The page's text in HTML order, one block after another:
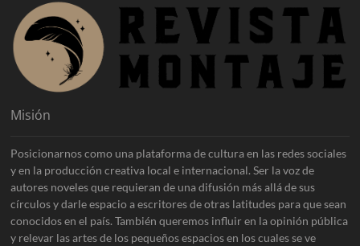
Misión
Posicionarnos como una plataforma de cultura en las redes sociales
y en la producción creativa local e internacional. Ser la voz de
autores noveles que requieran de una difusión más allá de sus
círculos y darle espacio a escritores de otras latitudes para que sean
conocidos en el país. También queremos influir en la opinión pública
y relevar las artes de los pequeños espacios en los cuales se ve